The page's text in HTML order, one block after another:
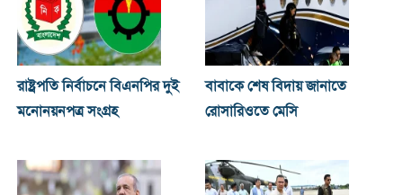
রাষ্ট্রপতি নির্বাচনে বিএনপির দুই
মনোনয়নপত্র সংগ্রহ
বাবাকে শেষ বিদায় জানাতে
রোসারিওতে মেসি